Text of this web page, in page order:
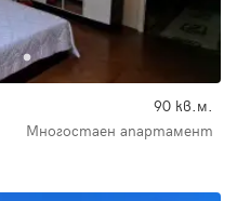
90 кв.м.
Многостаен апартамент